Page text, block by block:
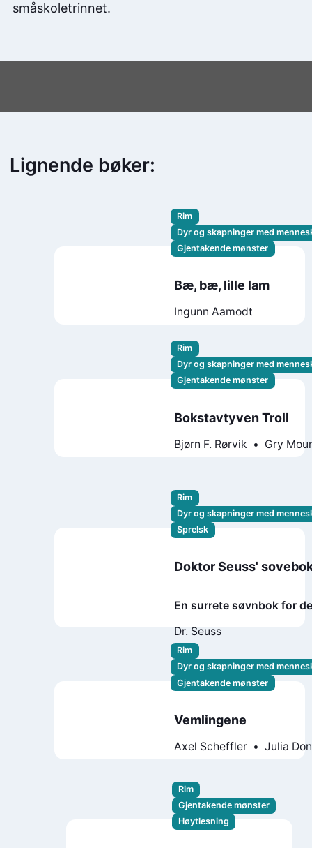
småskoletrinnet.
Lignende bøker:
Rim
Dyr og skapninger med
Gjentakende mønster
Bæ, bæ, lille lam
Ingunn Aamodt
Rim
Dyr og skapninger med
Gjentakende mønster
Bokstavtyven Troll
Bjørn F. Rørvik Gry
Rim
Dyr og skapninger med
Sprelsk
Doktor Seuss'
En surrete søvnbok for
Dr. Seuss
Rim
Dyr og skapninger med
Gjentakende mønster
Vemlingene
Axel Scheffler Julia
Rim
Gjentakende mønster
Høytlesning